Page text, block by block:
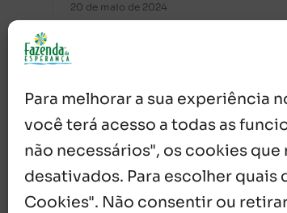
Para melhorar a sua experiência
você terá acesso a todas as
não necessários", os cookies
desativados. Para escolher
Cookies". Não consentir ou
20 de maio de 2024
{}